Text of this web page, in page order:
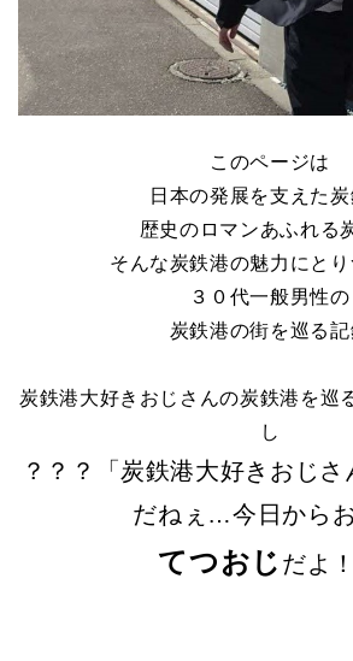
このページは
日本の発展を支えた炭
歴史のロマンあふれる
そんな炭鉄港の魅力にとり
３０代一般男性の
炭鉄港の街を巡る
炭鉄港大好きおじさんの炭鉄港を巡
し
？？？「炭鉄港大好きおじ
だねぇ…今日から
てつおじ だよ！